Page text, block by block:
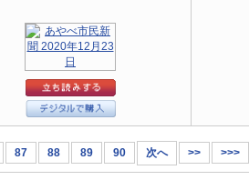
87 88 89 90 次へ >> >>>